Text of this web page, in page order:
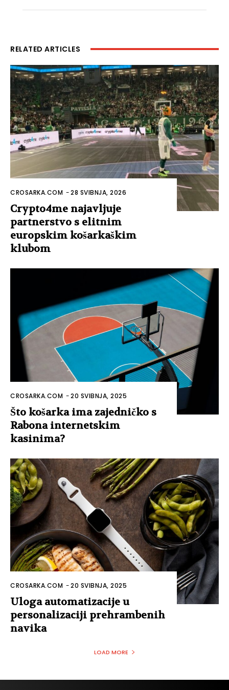
RELATED ARTICLES
CROSARKA.COM -28 SVIBNJA, 2026
Crypto4me najavljuje
partnerstvo s elitnim
europskim košarkaškim
klubom
CROSARKA.COM -20 SVIBNJA, 2025
Što košarka ima zajedničko s
Rabona internetskim
kasinima?
CROSARKA.COM -20 SVIBNJA, 2025
Uloga automatizacije u
personalizaciji prehrambenih
navika
LOAD MORE